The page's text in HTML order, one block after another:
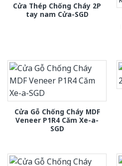
Cửa Thép Chống Cháy 2P
tay nam Cửa-SGD
Cửa Gỗ Chống Cháy MDF
Veneer P1R4 Căm Xe-a-
SGD